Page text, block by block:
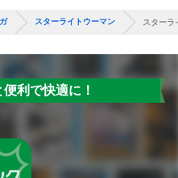
スターライトウーマン スターラ
利で快適に！